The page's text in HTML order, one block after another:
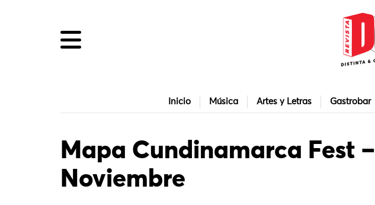
Inicio Música Artes y Letras Gastrobar
Mapa Cundinamarca Fest –
Noviembre